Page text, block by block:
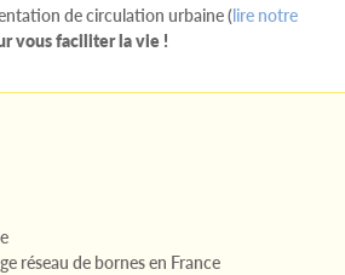
de circulation urbaine (lire notre
vous faciliter la vie !
réseau de bornes en France